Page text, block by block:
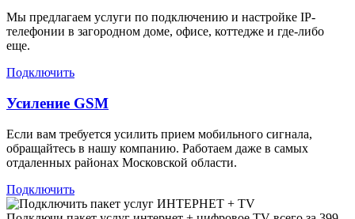
Мы предлагаем услуги по подключению и настройке IP-
телефонии в загородном доме, офисе, коттедже и где-либо
еще.
Подключить
Усиление GSM
Если вам требуется усилить прием мобильного сигнала,
обращайтесь в нашу компанию. Работаем даже в самых
отдаленных районах Московской области.
Подключить